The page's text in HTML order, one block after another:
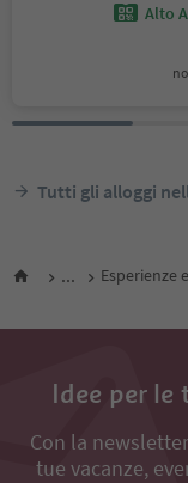
Alto
Tutti gli alloggi
... Esperienze
Idee per le
Con la
tue vacanze,